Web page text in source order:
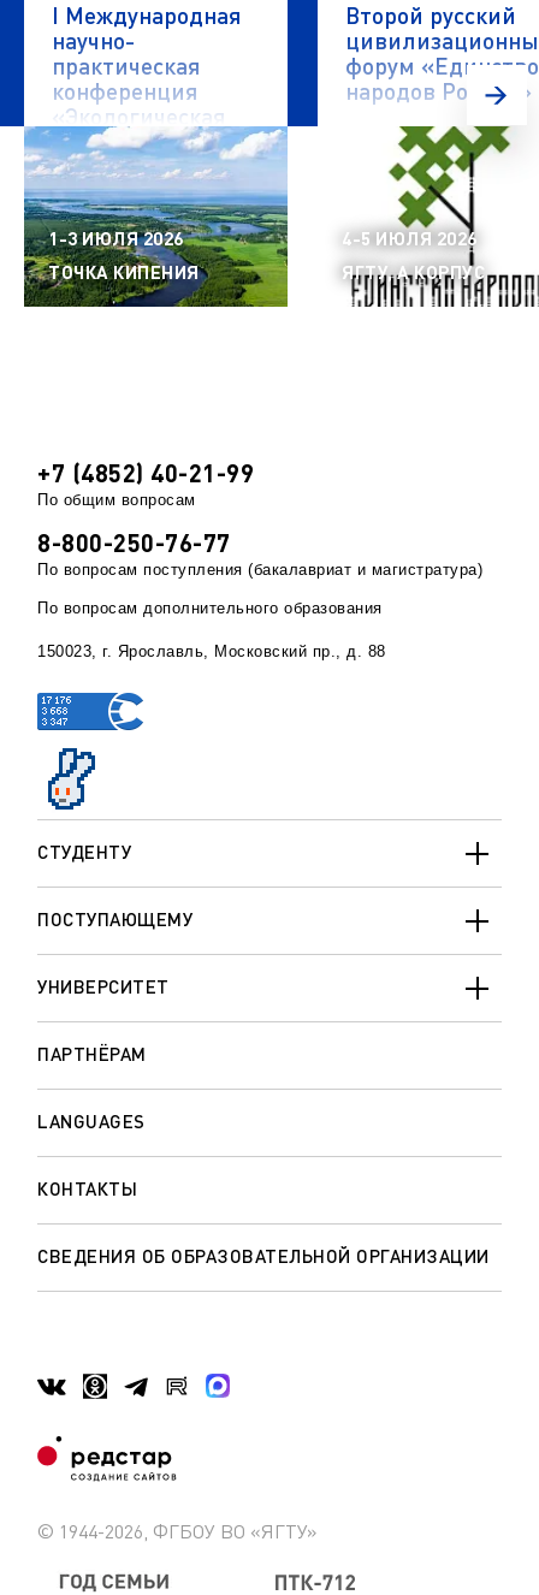
I Международная
научно-
практическая
конференция
«Экологическая
безопасность
водных объектов»
1-3 ИЮЛЯ 2026
ТОЧКА КИПЕНИЯ
Второй русский
форум «Единство
народов России»
4-5 ИЮЛЯ 2026
ЯГТУ, А КОРПУС
СТУДЕНТУ
ПОСТУПАЮЩЕМУ
УНИВЕРСИТЕТ
ПАРТНЁРАМ
LANGUAGES
КОНТАКТЫ
СВЕДЕНИЯ ОБ ОБРАЗОВАТЕЛЬНОЙ ОРГАНИЗАЦИИ
+7 (4852) 40-21-99
По общим вопросам
8-800-250-76-77
По вопросам поступления (бакалавриат и магистратура)
По вопросам дополнительного образования
150023, г. Ярославль, Московский пр., д. 88
© 1944-2026, ФГБОУ ВО «ЯГТУ»